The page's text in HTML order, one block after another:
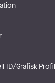
ID/Grafisk Profil